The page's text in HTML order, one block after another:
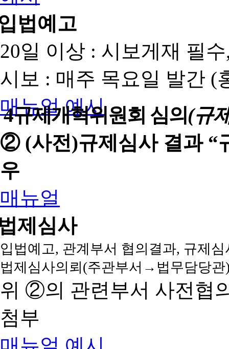
법예고
20일 이상 : 시보게재 필
시보 : 매주 목요일 발간 (
매뉴얼 예시
4규제개혁위원회 심의(규
② (사전)규제심사 결과 “
우
매뉴얼
제심사
입법예고, 관계부서 협의결과, 규제
법제심사의뢰(주관부서→법무담당
위 ②의 관련부서 사전협
첨부